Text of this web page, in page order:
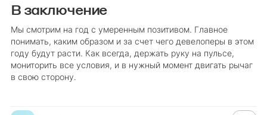
В заключение
Мы смотрим на год с умеренным позитивом. Главное
понимать, каким образом и за счет чего девелоперы в этом
году будут расти. Как всегда, держать руку на пульсе,
мониторить все условия, и в нужный момент двигать рычаг
в свою сторону.